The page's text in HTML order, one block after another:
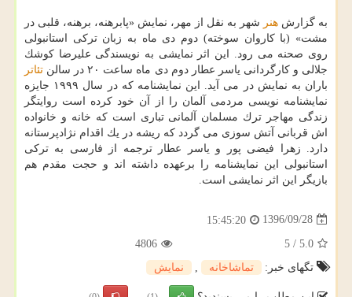
به گزارش هنر شهر به نقل از مهر، نمایش «پابرهنه، برهنه، قلبی در
مشت» (با كاروان سوخته) دوم دی ماه به زبان تركی استانبولی
روی صحنه می رود. این اثر نمایشی به نویسندگی علیرضا كوشك
جلالی و كارگردانی یاسر عطار دوم دی ماه ساعت ۲۰ در سالن
تئاتر
باران به نمایش در می آید. این نمایشنامه كه در سال ۱۹۹۹ جایزه
نمایشنامه نویسی مردمی آلمان را از آن خود كرده است روایتگر
زندگی مهاجر ترك مسلمان آلمانی تباری است كه خانه و خانواده
اش قربانی آتش سوزی می گردد كه ریشه در یك اقدام نژادپرستانه
دارد. زهرا فیضی پور و یاسر عطار ترجمه از فارسی به تركی
استانبولی این نمایشنامه را برعهده داشته اند و حجت مقدم هم
بازیگر این اثر نمایشی است.
1396/09/28
15:45:20
5.0
/
5
4806
تگهای خبر:
تماشاخانه نمایش